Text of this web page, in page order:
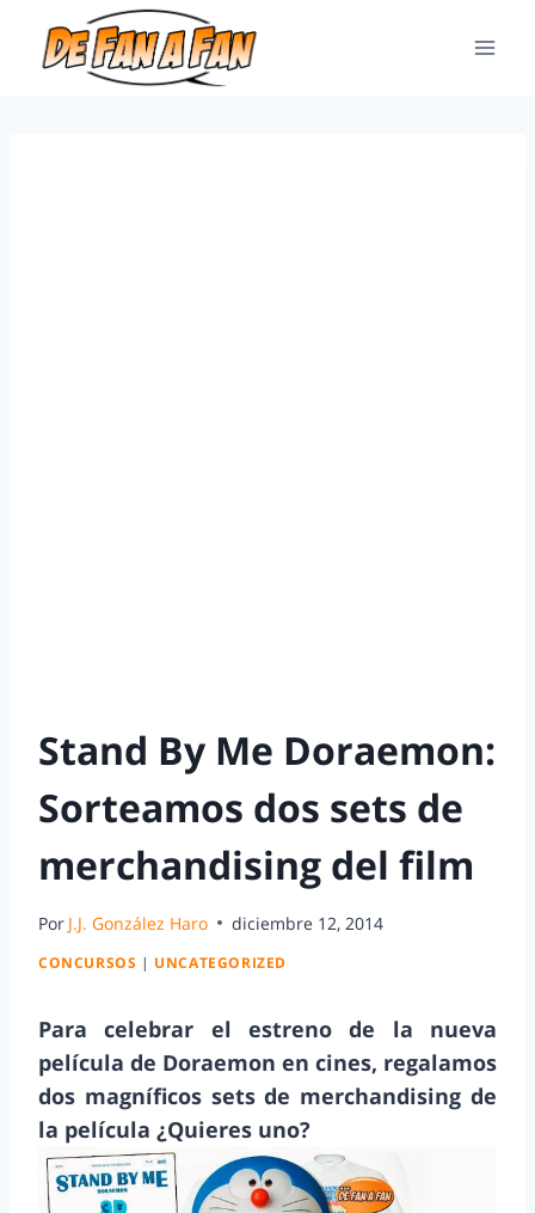
Stand By Me Doraemon:
Sorteamos dos sets de
merchandising del film
Por J.J. González Haro diciembre 12, 2014
CONCURSOS | UNCATEGORIZED
Para celebrar el estreno de la nueva
película de Doraemon en cines, regalamos
dos magníficos sets de merchandising de
la película ¿Quieres uno?